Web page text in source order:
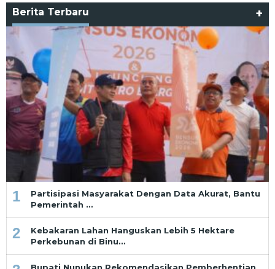
Berita Terbaru +
1
Partisipasi Masyarakat Dengan Data Akurat, Bantu
Pemerintah …
2
Kebakaran Lahan Hanguskan Lebih 5 Hektare
Perkebunan di Binu…